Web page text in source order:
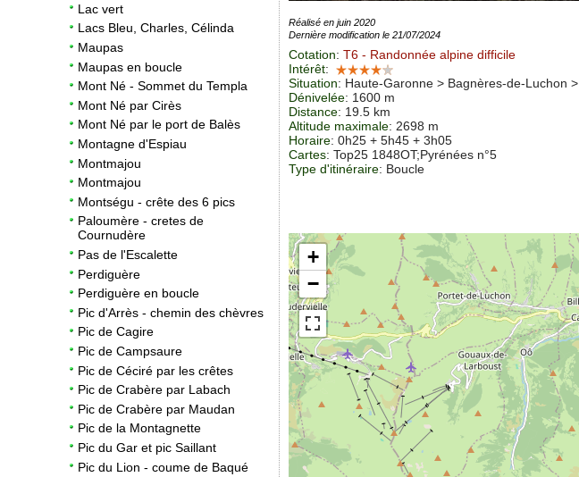
Lac vert
Lacs Bleu, Charles, Célinda
Maupas
Maupas en boucle
Mont Né - Sommet du Templa
Mont Né par Cirès
Mont Né par le port de Balès
Montagne d'Espiau
Montmajou
Montmajou
Montségu - crête des 6 pics
Paloumère - cretes de
Cournudère
Pas de l'Escalette
Perdiguère
Perdiguère en boucle
Pic d'Arrès - chemin des chèvres
Pic de Cagire
Pic de Campsaure
Pic de Céciré par les crêtes
Pic de Crabère par Labach
Pic de Crabère par Maudan
Pic de la Montagnette
Pic du Gar et pic Saillant
Pic du Lion - coume de Baqué
Réalisé en juin 2020
Dernière modification le 21/07/2024
Cotation: T6 - Randonnée alpine difficile
Intérêt:
Situation: Haute-Garonne > Bagnères-de-Luchon >
Dénivelée: 1600 m
Distance: 19.5 km
Altitude maximale: 2698 m
Horaire: 0h25 + 5h45 + 3h05
Cartes: Top25 1848OT;Pyrénées n°5
Type d'itinéraire: Boucle
+
−